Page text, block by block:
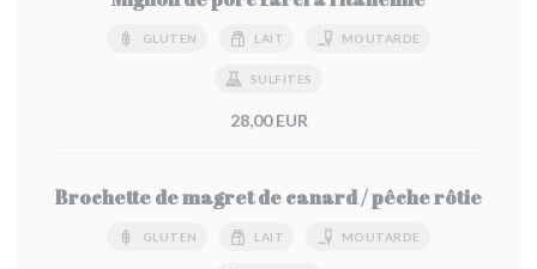
GLUTEN LAIT MOUTARDE
SULFITES
28,00 EUR
Brochette de magret de canard / pêche rôtie
GLUTEN LAIT MOUTARDE